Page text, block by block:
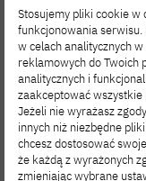
SIE 06, 2026
Film Spring
na
Stosujemy pliki cookie w
funkcjonowania
w celach analitycznych
reklamowych do Twoich
analitycznych i
zaakceptować
Jeżeli nie wyrażasz
innych niż niezbędne
chcesz dostosować
że każdą z wyrażonych
zmieniając wybrane